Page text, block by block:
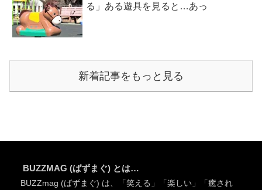
る」ある遊具を見ると…あっ
新着記事をもっと見る
BUZZMAG (ばずまぐ) とは…
BUZZmag (ばずまぐ) は、「笑える」「楽しい」「癒され